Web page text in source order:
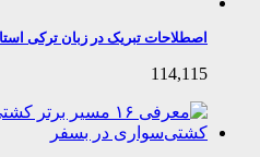
اصطلاحات تبریک در زبان ترکی استانبولی
114,115